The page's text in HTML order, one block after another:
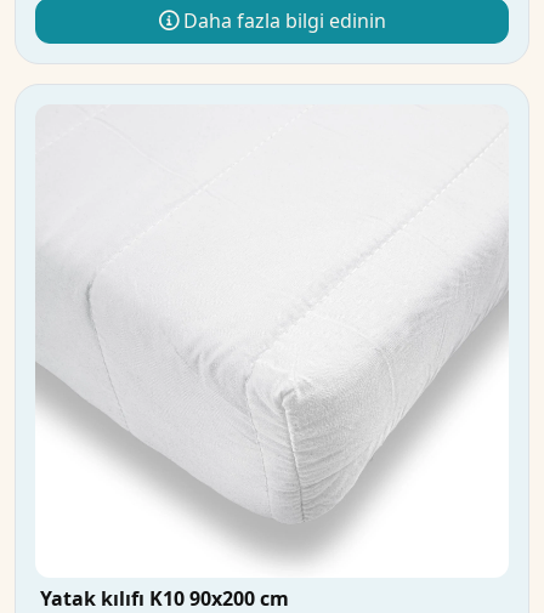
Daha fazla bilgi edinin
Yatak kılıfı K10 90x200 cm